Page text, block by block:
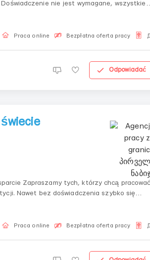
nie jest wymagane, wszystkiego
Praca online Bezpłatna oferta pracy
Odpowiadać
pracować
Nawet bez doświadczenia szybko się
Praca online Bezpłatna oferta pracy